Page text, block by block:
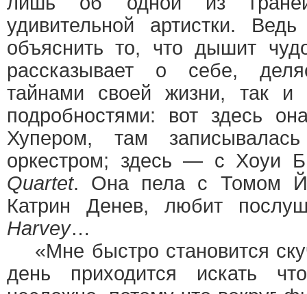
удивительной артистки.
объяснить то, что дышит
рассказывает о себе,
тайнами своей жизни, так и
подробностями: вот здесь
Хупером, там
оркестром; здесь — с
Quartet. Она пела с Томом
Катрин Денев, любит
Harvey…
«Мне быстро становится
день приходится искать